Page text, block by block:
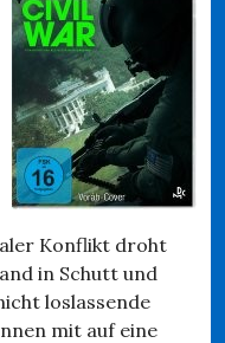
Konflikt droht
in Schutt und
loslassende
mit auf eine